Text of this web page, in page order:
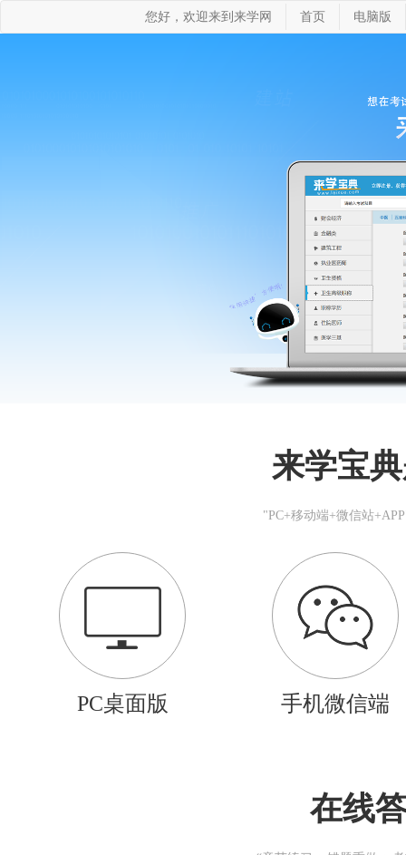
您好，欢迎来到来学网 首页 电脑版
来学宝
"PC+移动端+微信站
PC桌面版 手机微信端
在线